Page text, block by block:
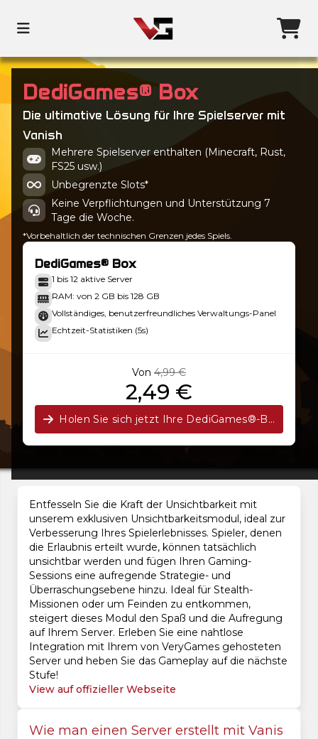
DediGames® Box
Die ultimative Lösung für Ihre Spielserver mit
Vanish
Mehrere Spielserver enthalten (Minecraft, Rust,
FS25 usw.)
Unbegrenzte Slots*
Keine Verpflichtungen und Unterstützung 7
Tage die Woche.
*Vorbehaltlich der technischen Grenzen jedes Spiels.
DediGames® Box
1 bis 12 aktive Server
RAM: von 2 GB bis 128 GB
Vollständiges, benutzerfreundliches Verwaltungs-Panel
Echtzeit-Statistiken (5s)
Von 4,99 €
2,49 €
Holen Sie sich jetzt Ihre DediGames®-Box!
Entfesseln Sie die Kraft der Unsichtbarkeit mit
unserem exklusiven Unsichtbarkeitsmodul, ideal zur
Verbesserung Ihres Spielerlebnisses. Spieler, denen
die Erlaubnis erteilt wurde, können tatsächlich
unsichtbar werden und fügen Ihren Gaming-
Sessions eine aufregende Strategie- und
Überraschungsebene hinzu. Ideal für Stealth-
Missionen oder um Feinden zu entkommen,
steigert dieses Modul den Spaß und die Aufregung
auf Ihrem Server. Erleben Sie eine nahtlose
Integration mit Ihrem von VeryGames gehosteten
Server und heben Sie das Gameplay auf die nächste
Stufe!
View auf offizieller Webseite
Wie man einen Server erstellt mit Vanis